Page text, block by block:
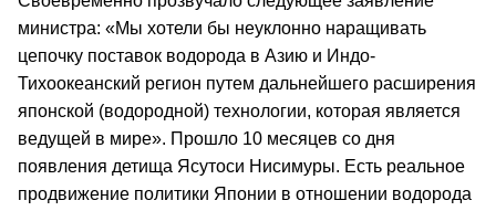
министра: «Мы хотели бы неуклонно наращивать
цепочку поставок водорода в Азию и Индо-
Тихоокеанский регион путем дальнейшего расширения
японской (водородной) технологии, которая является
ведущей в мире». Прошло 10 месяцев со дня
появления детища Ясутоси Нисимуры. Есть реальное
продвижение политики Японии в отношении водорода